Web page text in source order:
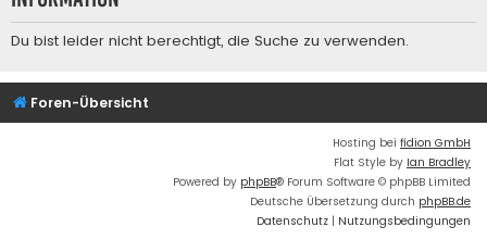
Du bist leider nicht berechtigt, die Suche zu verwenden.
Foren-Übersicht
Hosting bei fidion GmbH
Flat Style by Ian Bradley
Powered by phpBB® Forum Software © phpBB Limited
Deutsche Übersetzung durch phpBB.de
Datenschutz | Nutzungsbedingungen